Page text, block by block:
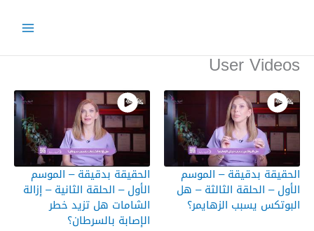
User Videos
الحقيقة بدقيقة – الموسم
الأول – الحلقة الثالثة – هل
البوتكس يسبب الزهايمر؟
الحقيقة بدقيقة – الموسم
الأول – الحلقة الثانية – إزالة
الشامات هل تزيد خطر
الإصابة بالسرطان؟